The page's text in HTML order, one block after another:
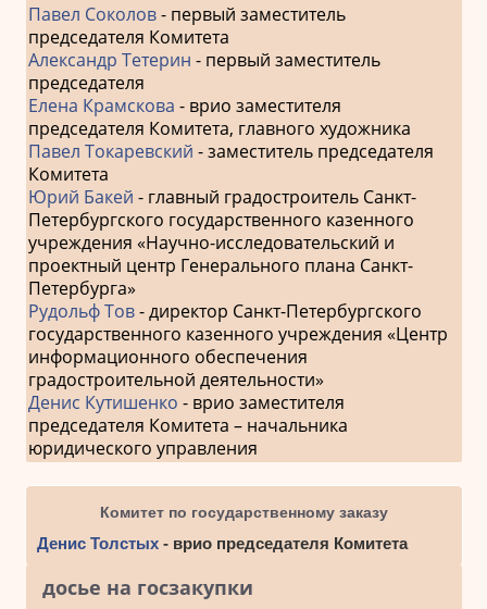
Павел Соколов- первый заместитель
председателя Комитета
Александр Тетерин - первый заместитель
председателя
Елена Крамскова - врио заместителя
председателя Комитета, главного художника
Павел Токаревский - заместитель председателя
Комитета
Юрий Бакей - главный градостроитель Санкт-
Петербургского государственного казенного
учреждения «Научно-исследовательский и
проектный центр Генерального плана Санкт-
Петербурга»
Рудольф Тов- директор Санкт-Петербургского
государственного казенного учреждения «Центр
информационного обеспечения
градостроительной деятельности»
Денис Кутишенко - врио заместителя
председателя Комитета – начальника
юридического управления
Комитет по государственному заказу
Денис Толстых- врио председателя Комитета
досье на госзакупки